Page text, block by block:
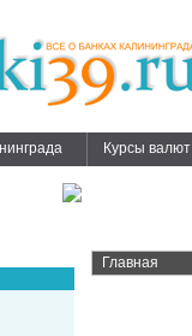
Курсы валют
Главная